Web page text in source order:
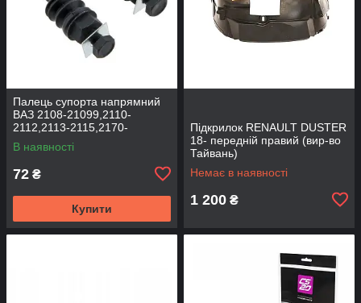
Палець супорта напрямний
ВАЗ 2108-21099,2110-
2112,2113-2115,2170-
2172,2190, 1117-1119 (к-т
2шт) (вир-во BEG-LINE)
В наявності
72 ₴
Купити
Підкрилок RENAULT DUSTER
18- передній правий (вир-во
Тайвань)
Немає в наявності
1 200 ₴